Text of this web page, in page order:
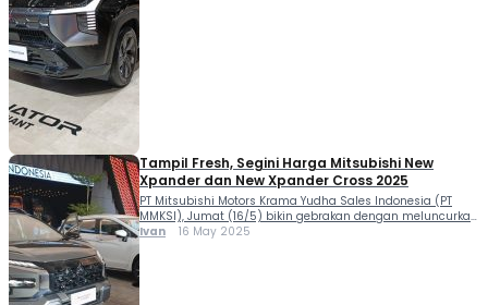
Tampil Fresh, Segini Harga Mitsubishi New
Xpander dan New Xpander Cross 2025
PT Mitsubishi Motors Krama Yudha Sales Indonesia (PT
MMKSI), Jumat (16/5) bikin gebrakan dengan meluncurkan
versi facelift dari duet Mitsubishi New Xpander dan New
Ivan 16 May 2025